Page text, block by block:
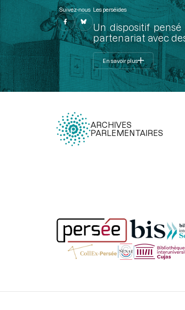
Suivez-nous Les perséides
Un dispositif
partenariat avec
En savoir plus
ARCHIVES
PARLEMENTAIRES
Légal